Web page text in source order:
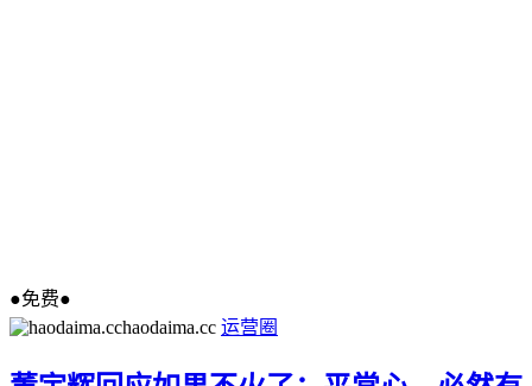
●免费●
haodaima.cc 运营圈